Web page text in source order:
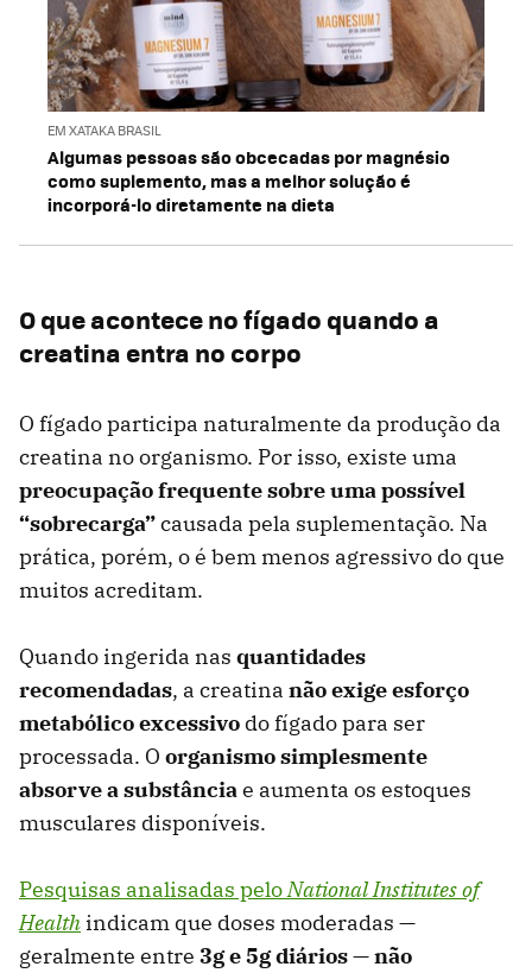
EM XATAKA BRASIL
Algumas pessoas são obcecadas por magnésio
como suplemento, mas a melhor solução é
incorporá-lo diretamente na dieta
O que acontece no fígado quando a
creatina entra no corpo
O fígado participa naturalmente da produção da
creatina no organismo. Por isso, existe uma
preocupação frequente sobre uma possível
“sobrecarga”causada pela suplementação. Na
prática, porém, o é bem menos agressivo do que
muitos acreditam.
Quando ingerida nas quantidades
recomendadas, a creatina não exige esforço
metabólico excessivo do fígado para ser
processada. O organismo simplesmente
absorve a substânciae aumenta os estoques
musculares disponíveis.
Pesquisas analisadas peloNational Institutes of
Health indicam que doses moderadas —
geralmente entre 3g e 5g diários—não